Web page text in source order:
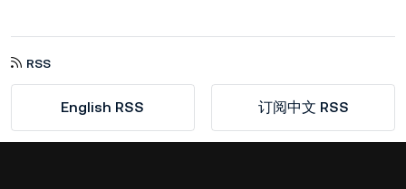
RSS
English RSS 订阅中文 RSS